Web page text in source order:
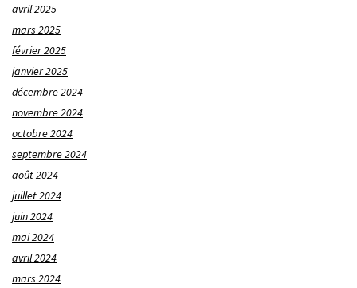
avril 2025
mars 2025
février 2025
janvier 2025
décembre 2024
novembre 2024
octobre 2024
septembre 2024
août 2024
juillet 2024
juin 2024
mai 2024
avril 2024
mars 2024